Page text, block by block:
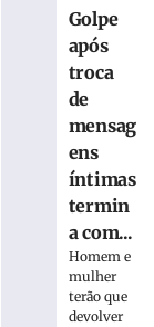
2024 entrega
bloqueia cerca de R$ 8
agosto
Homem
preso
com
quase
Golpe
após
troca
de
mensag
ens
íntimas
termin
a com...
Homem e
mulher
terão que
devolver